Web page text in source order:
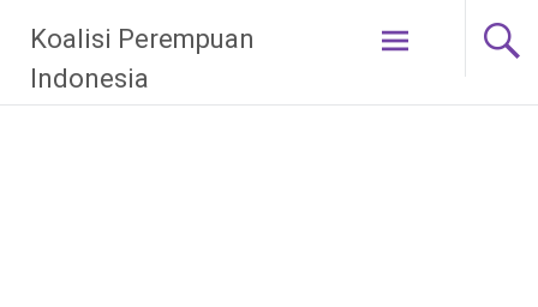
content
Koalisi Perempuan
Indonesia